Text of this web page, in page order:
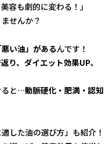
容も劇的に変わる！」
せんか？
い油」があるんです！
り、ダイエット効果UP、
ると…動脈硬化・肥満・認知
した油の選び方」も紹介！